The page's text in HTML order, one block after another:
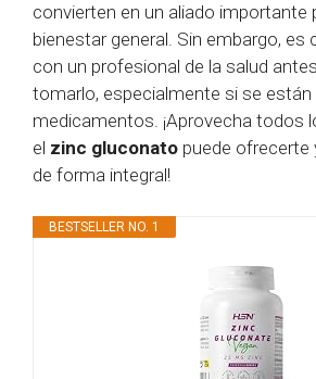
convierten en un aliado importante
bienestar general. Sin embargo, es
con un profesional de la salud
tomarlo, especialmente si se
medicamentos. ¡Aprovecha todos
el zinc gluconato puede ofrecerte
de forma integral!
BESTSELLER NO. 1